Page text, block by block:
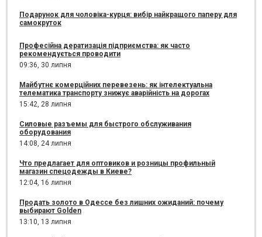
Подарунок для чоловіка-курця: вибір найкращого паперу для
самокруток
Професійна дератизація підприємства: як часто
рекомендується проводити
09:36, 30 липня
Майбутнє комерційних перевезень: як інтелектуальна
телематика транспорту знижує аварійність на дорогах
15:42, 28 липня
Силовые разъемы для быстрого обслуживания
оборудования
14:08, 24 липня
Что предлагает для оптовиков и розницы профильный
магазин спецодежды в Киеве?
12:04, 16 липня
Продать золото в Одессе без лишних ожиданий: почему
выбирают Golden
13:10, 13 липня